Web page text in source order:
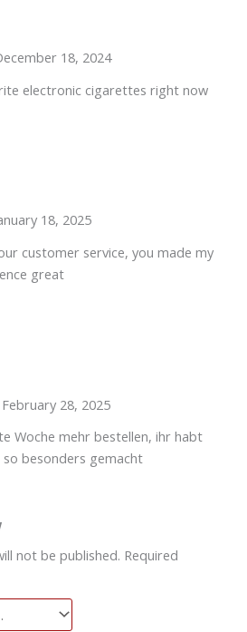
18, 2024
electronic cigarettes right now
18, 2025
customer service, you made my
great
February 28, 2025
Woche mehr bestellen, ihr habt
besonders gemacht
not be published. Required